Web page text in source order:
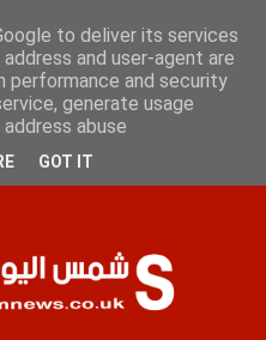
السبت 8 أغسطس 2026
الصفحات
to deliver its services
and user-agent are
performance and security
generate usage
abuse.
GOT IT